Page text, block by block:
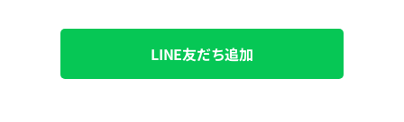
LINE友だち追加